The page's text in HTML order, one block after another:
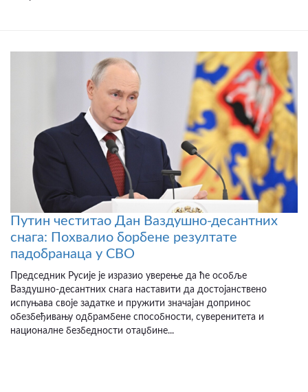
Путин честитао Дан Ваздушно-десантних
снага: Похвалио борбене резултате
падобранаца у СВО
Председник Русије је изразио уверење да ће особље
Ваздушно-десантних снага наставити да достојанствено
испуњава своје задатке и пружити значајан допринос
обезбеђивању одбрамбене способности, суверенитета и
националне безбедности отаџбине...